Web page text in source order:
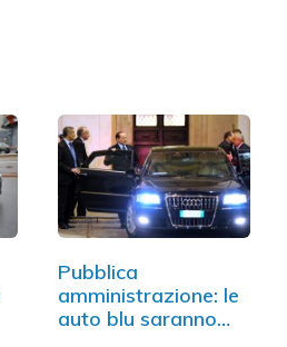
Pubblica
amministrazione: le
auto blu saranno